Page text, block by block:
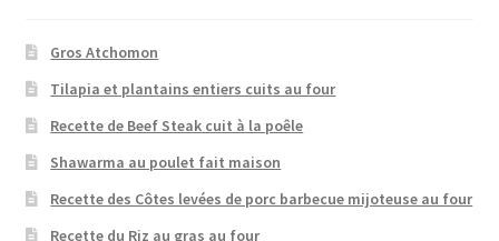
Gros Atchomon
Tilapia et plantains entiers cuits au four
Recette de Beef Steak cuit à la poêle
Shawarma au poulet fait maison
Recette des Côtes levées de porc barbecue mijoteuse au four
Recette du Riz au gras au four